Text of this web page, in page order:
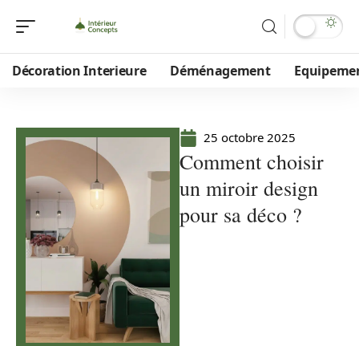
Décoration Interieure Déménagement
25 octobre 2025
Comment choisir
un miroir design
pour sa déco ?